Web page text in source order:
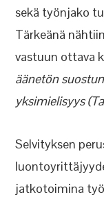
sekä työnjako
Tärkeänä
vastuun ottava
äänetön
yksimielisyys
Selvityksen
jatkotoimina